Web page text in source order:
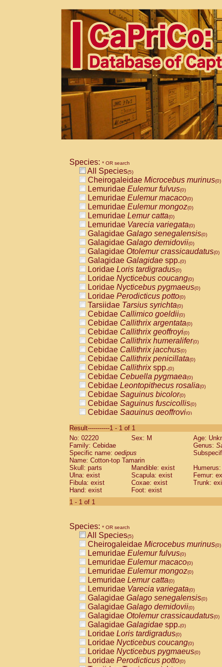
Species: * OR search
All Species(5)
Cheirogaleidae Microcebus murinus(0)
Lemuridae Eulemur fulvus(0)
Lemuridae Eulemur macaco(0)
Lemuridae Eulemur mongoz(0)
Lemuridae Lemur catta(0)
Lemuridae Varecia variegata(0)
Galagidae Galago senegalensis(0)
Galagidae Galago demidovii(0)
Galagidae Otolemur crassicaudatus(0)
Galagidae Galagidae spp.(0)
Loridae Loris tardigradus(0)
Loridae Nycticebus coucang(0)
Loridae Nycticebus pygmaeus(0)
Loridae Perodicticus potto(0)
Tarsiidae Tarsius syrichta(0)
Cebidae Callimico goeldii(0)
Cebidae Callithrix argentata(0)
Cebidae Callithrix geoffroyi(0)
Cebidae Callithrix humeralifer(0)
Cebidae Callithrix jacchus(0)
Cebidae Callithrix penicillata(0)
Cebidae Callithrixspp.(0)
Cebidae Cebuella pygmaea(0)
Cebidae Leontopithecus rosalia(0)
Cebidae Saguinus bicolor(0)
Cebidae Saguinus fuscicollis(0)
Cebidae Saguinus geoffroyi(0)
CebidaeSaguinus labiatus(0)
Cebidae Saguinus leucopus (0)
Cebidae
CebidaeSaguinus mystax
Cebidae Saguinus nigricollis (1)
Cebidae Saguinus oedipus
Cebidae Saguinus weddelli
Cebidae Saguinusspp.
Cebidae
CebidaeCebus capucinus
CebidaeCebus nigrivittatus
CebidaeCebus spp.(0)
CebidaeSaimiri boliviensis(0)
CebidaeSaimiri sciureus(0)
AtelidaeAlouatta caraya(0)
AtelidaeAlouatta fusca(0)
AtelidaeAlouatta seniculus(0)
AtelidaeAlouattaspp.(0)
AtelidaeAteles belzebuth(0)
AtelidaeAteles geoffroyi(0)
AtelidaeAteles paniscus(0)
AtelidaeAtelesspp.(0)
AtelidaeLagothrix lagothricha(0)
AtelidaeLagothrix lagothricha cana
PitheciidaeCacajao calvus
Result-----------1 - 1 of 1
No: 02220
Sex: M
Age:
Family: Cebidae
Genus:
Specific name: oedipus
Name: Cotton-top Tamarin
Skull: parts
Mandible: exist
Ulna: exist
Scapula: exist
Femur:
Fibula: exist
Coxae: exist
Trunk:
Hand: exist
Foot: exist
1 - 1 of 1
Species: * OR search
All Species(5)
Cheirogaleidae Microcebus murinus(0)
Lemuridae Eulemur fulvus(0)
Lemuridae Eulemur macaco(0)
Lemuridae Eulemur mongoz(0)
Lemuridae Lemur catta(0)
Lemuridae Varecia variegata(0)
Galagidae Galago senegalensis(0)
Galagidae Galago demidovii(0)
Galagidae Otolemur crassicaudatus(0)
Galagidae Galagidae spp.(0)
Loridae Loris tardigradus(0)
Loridae Nycticebus coucang(0)
Loridae Nycticebus pygmaeus(0)
Loridae Perodicticus potto(0)